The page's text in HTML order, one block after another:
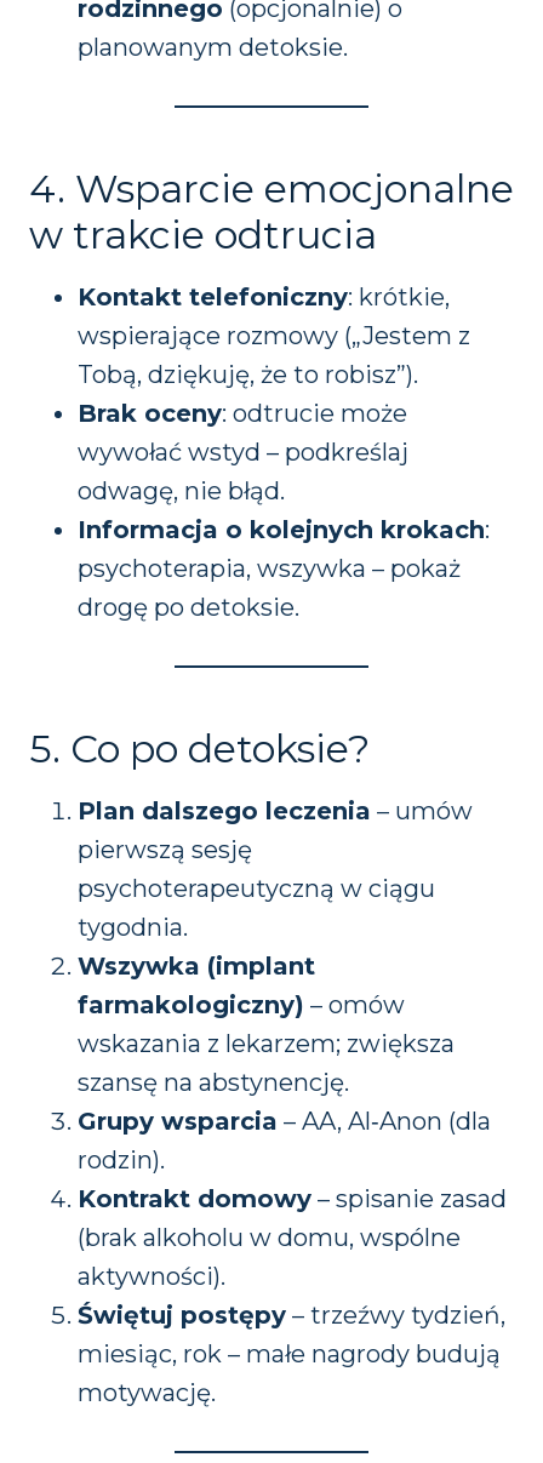
rodzinnego (opcjonalnie) o
planowanym detoksie.
4. Wsparcie emocjonalne
w trakcie odtrucia
Kontakt telefoniczny: krótkie,
wspierające rozmowy („Jestem z
Tobą, dziękuję, że to robisz”).
Brak oceny: odtrucie może
wywołać wstyd – podkreślaj
odwagę, nie błąd.
Informacja o kolejnych krokach:
psychoterapia, wszywka – pokaż
drogę po detoksie.
5. Co po detoksie?
Plan dalszego leczenia – umów
pierwszą sesję
psychoterapeutyczną w ciągu
tygodnia.
Wszywka (implant
farmakologiczny) – omów
wskazania z lekarzem; zwiększa
szansę na abstynencję.
Grupy wsparcia – AA, Al‑Anon (dla
rodzin).
Kontrakt domowy – spisanie zasad
(brak alkoholu w domu, wspólne
aktywności).
Świętuj postępy – trzeźwy tydzień,
miesiąc, rok – małe nagrody budują
motywację.